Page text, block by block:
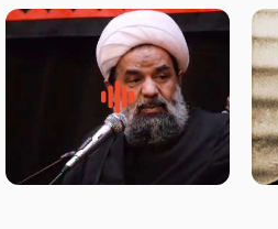
سلام جوانی که امام حسین علیه
السلام خودش جوابش را دادند